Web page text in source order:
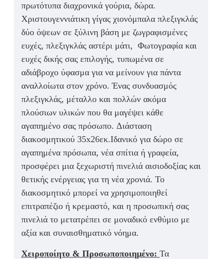
πρωτότυπα διαχρονικά γούρια, δώρα.
Χριστουγεννιάτικη γίγας χιονόμπαλα πλεξιγκλάς
δύο όψεων σε ξύλινη βάση με ζωγραφισμένες
ευχές, πλεξιγκλάς αστέρι μάτι, Φωτογραφία και
ευχές δικής σας επιλογής, τυπωμένα σε
αδιάβροχο ύφασμα για να μείνουν για πάντα
αναλλοίωτα στον χρόνο.Ένας συνδυασμός
πλεξιγκλάς, μέταλλο και πολλών ακόμα
πλούσιων υλικών που θα μαγέψει κάθε
αγαπημένο σας πρόσωπο. Διάσταση
διακοσμητικού 35x26εκ.Ιδανικό για δώρο σε
αγαπημένα πρόσωπα, νέα σπίτια ή γραφεία,
προσφέρει μια ξεχωριστή πινελιά αισιοδοξίας και
θετικής ενέργειας για τη νέα χρονιά. Το
διακοσμητικό μπορεί να χρησιμοποιηθεί
επιτραπέζιο ή κρεμαστό, και η προσωπική σας
πινελιά το μετατρέπει σε μοναδικό ενθύμιο με
αξία και συναισθηματικό νόημα.
Χειροποίητο & Προσωποποιημένο: Τα